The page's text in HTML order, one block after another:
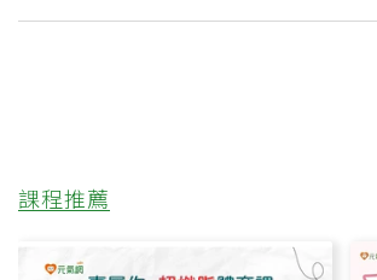
課程推薦